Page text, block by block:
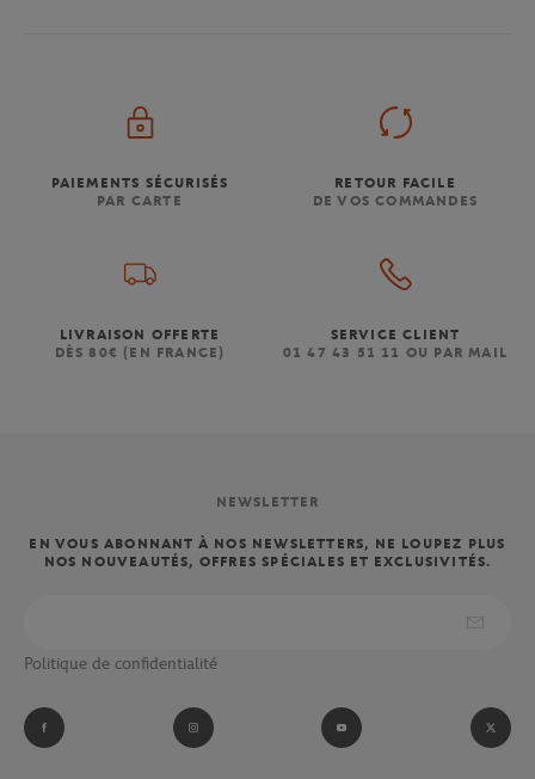
PAIEMENTS SÉCURISÉS
PAR CARTE
RETOUR FACILE
DE VOS COMMANDES
LIVRAISON OFFERTE
DÈS 80€ (EN FRANCE)
SERVICE CLIENT
01 47 43 51 11 OU PAR MAIL
NEWSLETTER
EN VOUS ABONNANT À NOS NEWSLETTERS, NE LOUPEZ PLUS
NOS NOUVEAUTÉS, OFFRES SPÉCIALES ET EXCLUSIVITÉS.
Politique de confidentialité